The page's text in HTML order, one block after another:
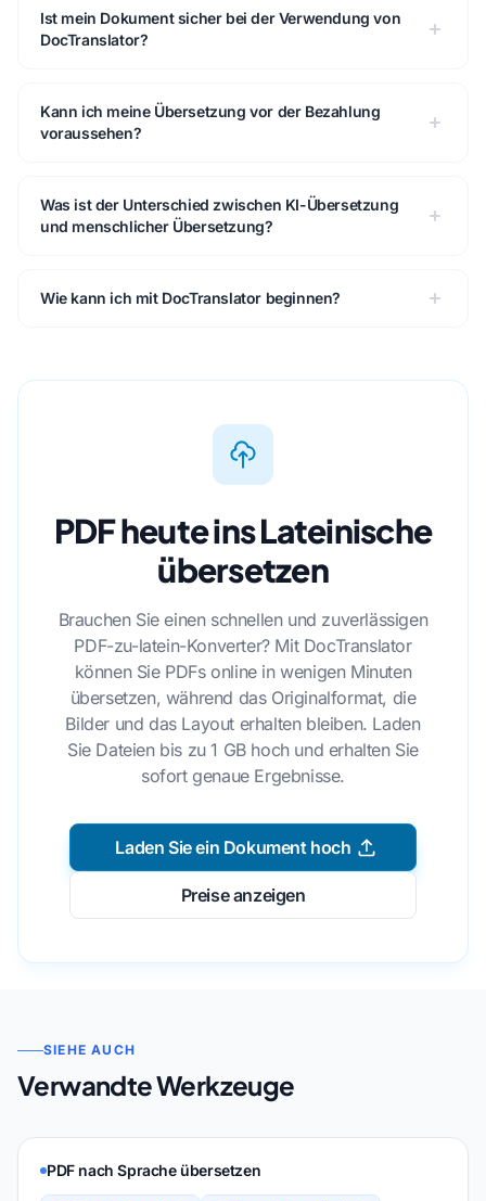
Ist mein Dokument sicher bei der Verwendung von
DocTranslator?
Kann ich meine Übersetzung vor der Bezahlung
voraussehen?
Was ist der Unterschied zwischen KI-Übersetzung
und menschlicher Übersetzung?
Wie kann ich mit DocTranslator beginnen?
PDF heute ins Lateinische
übersetzen
Brauchen Sie einen schnellen und zuverlässigen
PDF-zu-latein-Konverter? Mit DocTranslator
können Sie PDFs online in wenigen Minuten
übersetzen, während das Originalformat, die
Bilder und das Layout erhalten bleiben. Laden
Sie Dateien bis zu 1 GB hoch und erhalten Sie
sofort genaue Ergebnisse.
Laden Sie ein Dokument hoch
Preise anzeigen
SIEHE AUCH
Verwandte Werkzeuge
PDF nach Sprache übersetzen